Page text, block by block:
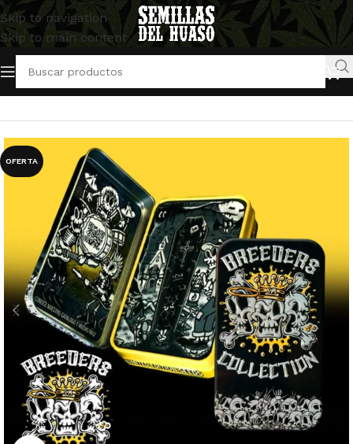
Skip to navigation
Skip to main content
Inicio/Semillas Feminizadas/Strain Machine
OFERTA